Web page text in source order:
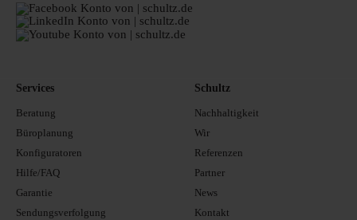
Services
Beratung
Büroplanung
Konfiguratoren
Hilfe/FAQ
Garantie
Sendungsverfolgung
Schultz
Nachhaltigkeit
Wir
Referenzen
Partner
News
Kontakt